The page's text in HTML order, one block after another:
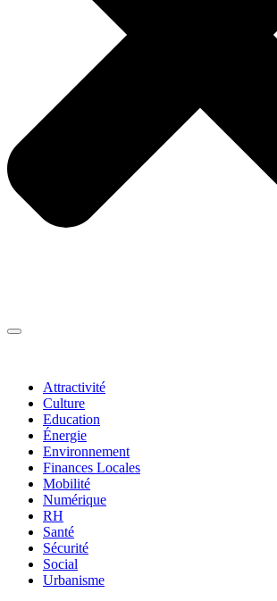
Attractivité
Culture
Education
Énergie
Environnement
Finances Locales
Mobilité
Numérique
RH
Santé
Sécurité
Social
Urbanisme